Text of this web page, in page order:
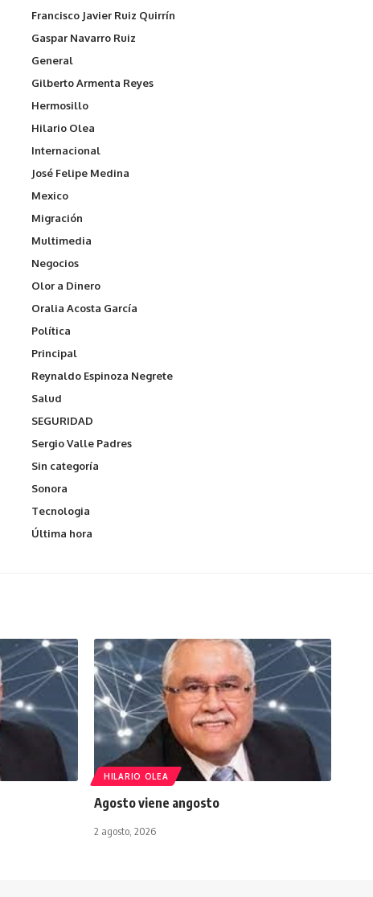
Francisco Javier Ruiz Quirrín
Gaspar Navarro Ruiz
General
Gilberto Armenta Reyes
Hermosillo
Hilario Olea
Internacional
José Felipe Medina
Mexico
Migración
Multimedia
Negocios
Olor a Dinero
Oralia Acosta García
Política
Principal
Reynaldo Espinoza Negrete
Salud
SEGURIDAD
Sergio Valle Padres
Sin categoría
Sonora
Tecnologia
Última hora
HILARIO OLEA
Agosto viene angosto
2 agosto, 2026